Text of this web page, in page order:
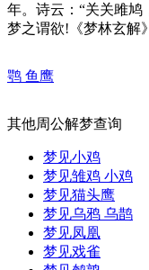
年。诗云：“关关雎鸠
梦之谓欲!《梦林玄解》
鹗 鱼鹰
其他周公解梦查询
梦见小鸡
梦见雏鸡 小鸡
梦见猫头鹰
梦见乌鸦 乌鹊
梦见凤凰
梦见戏雀